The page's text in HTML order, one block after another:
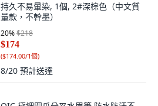
持久不易暈染, 1個, 2#深棕色（中文質
量款，不幹墨）
20%$218
$174
($174.00/1個)
8/20 預計送達